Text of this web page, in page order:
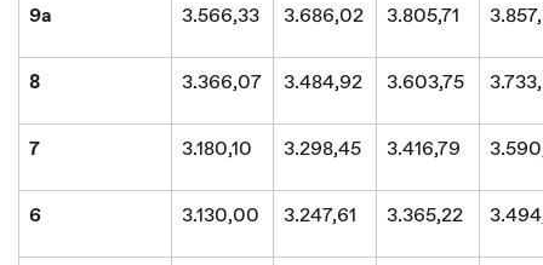
9a 3.566,33 3.686,02 3.805,71
8 3.366,07 3.484,92 3.603,75
7 3.180,10 3.298,45 3.416,79
6 3.130,00 3.247,61 3.365,22